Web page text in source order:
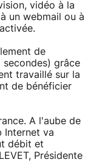
vidéo à la
un webmail ou à
de
grâce
travaillé sur la
de bénéficier
A l'aube de
Internet va
débit et
Présidente